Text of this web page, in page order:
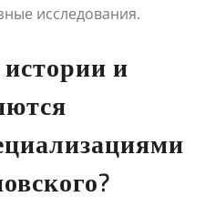
исследования.
и